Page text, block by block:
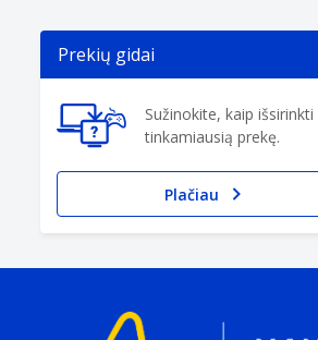
Prekių gidai
Sužinokite, kaip išsirinkti
tinkamiausią prekę.
Plačiau